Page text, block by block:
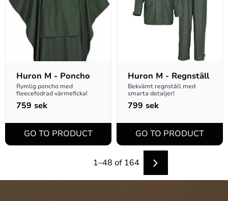
Huron M - Poncho
Rymlig poncho med
fleecefodrad värmeficka!
759 sek
Huron M - Regnställ
Bekvämt regnställ med
smarta detaljer!
799 sek
1–48 of 164